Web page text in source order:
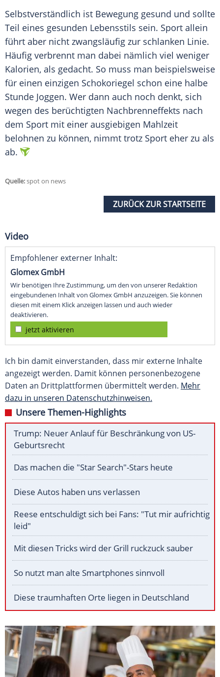
Selbstverständlich ist Bewegung gesund und sollte
Teil eines gesunden Lebensstils sein. Sport allein
führt aber nicht zwangsläufig zur schlanken Linie.
Häufig verbrennt man dabei nämlich viel weniger
Kalorien, als gedacht. So muss man beispielsweise
für einen einzigen Schokoriegel schon eine halbe
Stunde Joggen. Wer dann auch noch denkt, sich
wegen des berüchtigten Nachbrenneffekts nach
dem Sport mit einer ausgiebigen Mahlzeit
belohnen zu können, nimmt trotz Sport eher zu als
ab.
Quelle:spot on news
ZURÜCK ZUR STARTSEITE
Video
Empfohlener externer Inhalt:
Glomex GmbH
Wir benötigen Ihre Zustimmung, um den von unserer Redaktion
eingebundenen Inhalt von Glomex GmbH anzuzeigen. Sie können
diesen mit einem Klick anzeigen lassen und auch wieder
deaktivieren.
jetzt aktivieren
Ich bin damit einverstanden, dass mir externe Inhalte
angezeigt werden. Damit können personenbezogene
Daten an Drittplattformen übermittelt werden. Mehr
dazu in unseren Datenschutzhinweisen.
Unsere Themen-Highlights
Trump: Neuer Anlauf für Beschränkung von US-
Geburtsrecht
Das machen die "Star Search"-Stars heute
Diese Autos haben uns verlassen
Reese entschuldigt sich bei Fans: "Tut mir aufrichtig
leid"
Mit diesen Tricks wird der Grill ruckzuck sauber
So nutzt man alte Smartphones sinnvoll
Diese traumhaften Orte liegen in Deutschland